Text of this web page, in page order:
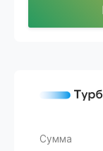
Сумма